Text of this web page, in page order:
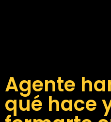
Agente
qué hace